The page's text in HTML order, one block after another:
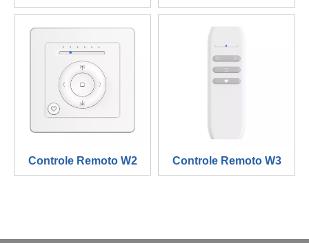
Controle Remoto W2 Controle Remoto W3